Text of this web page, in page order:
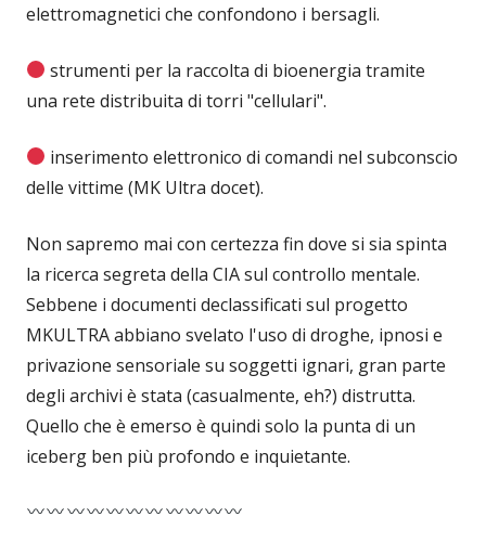
elettromagnetici che confondono i bersagli.
strumenti per la raccolta di bioenergia tramite
una rete distribuita di torri "cellulari".
inserimento elettronico di comandi nel subconscio
delle vittime (MK Ultra docet).
Non sapremo mai con certezza fin dove si sia spinta
la ricerca segreta della CIA sul controllo mentale.
Sebbene i documenti declassificati sul progetto
MKULTRA abbiano svelato l'uso di droghe, ipnosi e
privazione sensoriale su soggetti ignari, gran parte
degli archivi è stata (casualmente, eh?) distrutta.
Quello che è emerso è quindi solo la punta di un
iceberg ben più profondo e inquietante.